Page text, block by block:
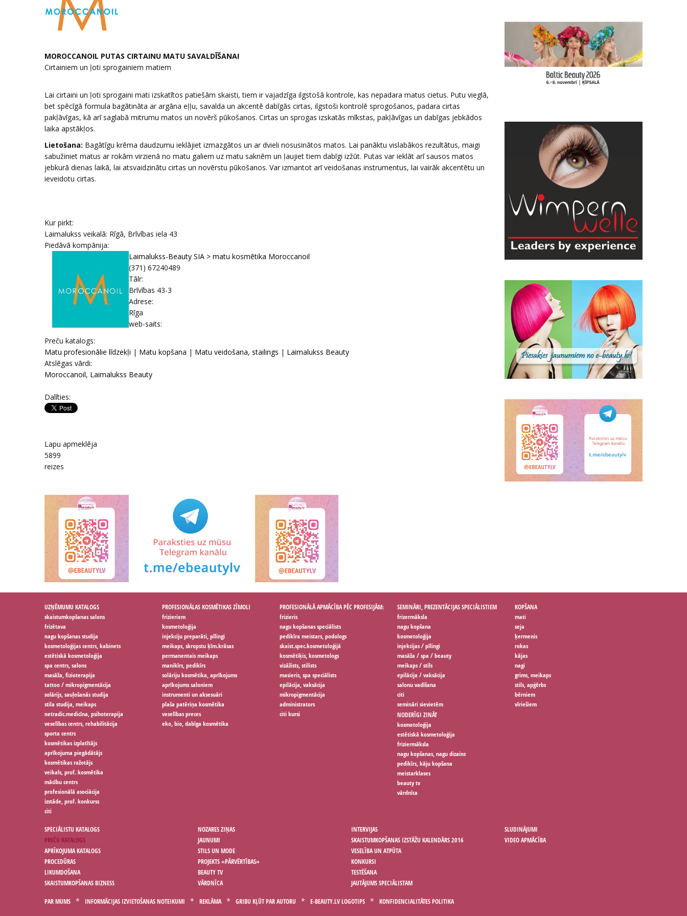
MOROCCANOIL PUTAS CIRTAINU MATU SAVALDĪŠANAI
Cirtainiem un ļoti sprogainiem matiem
Lai cirtaini un ļoti sprogaini mati izskatītos patiešām skaisti, tiem ir vajadzīga ilgstošā kontrole, kas nepadara matus cietus. Putu vieglā,
bet spēcīgā formula bagātināta ar argāna eļļu, savalda un akcentē dabīgās cirtas, ilgstoši kontrolē sprogošanos, padara cirtas
pakļāvīgas, kā arī saglabā mitrumu matos un novērš pūkošanos. Cirtas un sprogas izskatās mīkstas, pakļāvīgas un dabīgas jebkādos
laika apstākļos.
Lietošana: Bagātīgu krēma daudzumu ieklājiet izmazgātos un ar dvieli nosusinātos matos. Lai panāktu vislabākos rezultātus, maigi
sabužiniet matus ar rokām virzienā no matu galiem uz matu saknēm un ļaujiet tiem dabīgi izžūt. Putas var ieklāt arī sausos matos
jebkurā dienas laikā, lai atsvaidzinātu cirtas un novērstu pūkošanos. Var izmantot arī veidošanas instrumentus, lai vairāk akcentētu un
ieveidotu cirtas.
Kur pirkt:
Laimalukss veikalā: Rīgā, Brīvības iela 43
Piedāvā kompānija:
Laimalukss-Beauty SIA > matu kosmētika Moroccanoil
(371) 67240489
Tālr:
Brīvības 43-3
Adrese:
Rīga
web-saits:
Prеču katalogs:
Matu profesionālie līdzekļi | Matu kopšana | Matu veidošana, stailings | Laimalukss Beauty
Atslēgas vārdi:
Moroccanoil, Laimalukss Beauty
Dalīties:
Lapu apmeklēja
5899
reizes
UZŅĒMUMU KATALOGS
skaistumkopšanas salons
frizētava
nagu kopšanas studija
kosmetoloģijas centrs, kabinets
estētiskā kosmetoloģija
spa centrs, salons
masāža, fizioterapija
tattoo / mikropigmentācija
solārijs, sauļošanās studija
stila studija, meikaps
netradic.medicīna, psihoterapija
veselības centrs, rehabilitācija
sporta centrs
kosmētikas izplatītājs
aprīkojuma piegādātājs
kosmētikas ražotājs
veikals, prof. kosmētika
mācību centrs
profesionālā asociācija
izstāde, prof. konkurss
citi
PROFESIONĀLAS KOSMĒTIKAS ZĪMOLI
frizieriem
kosmetoloģija
injekciju preparāti, pīlingi
meikaps, skropstu ķīm.krāsas
permanentais meikaps
manikīrs, pedikīrs
solāriju kosmētika, aprīkojums
aprīkojums saloniem
instrumenti un aksesuāri
plaša patēriņa kosmētika
veselības preces
eko, bio, dabīga kosmētika
PROFESIONĀLĀ APMĀCĪBA PĒC PROFESIJĀM:
frizieris
nagu kopšanas speciālists
pedikīra meistars, podologs
skaist.spec.kosmetoloģijā
kosmētiķis, kosmetologs
vizāžists, stilists
masieris, spa speciālists
epilācija, vaksācija
mikropigmentācija
administrators
citi kursi
SEMINĀRI, PREZENTĀCIJAS SPECIĀLISTIEM
frizermāksla
nagu kopšana
kosmetoloģija
injekcijas / pīlingi
masāža / spa / beauty
meikaps / stils
epilācija / vaksācija
salonu vadīšana
citi
semināri sievietēm
KOPŠANA
mati
seja
ķermenis
rokas
kājas
nagi
grims, meikaps
stils, apģērbs
bērniem
vīriešiem
NODERĪGI ZINĀT
kosmetoloģija
estētiskā kosmetoloģija
friziermāksla
nagu kopšanas, nagu dizains
pedikīrs, kāju kopšana
meistarklases
beauty tv
vārdnīca
SPECIĀLISTU KATALOGS
PREČU KATALOGS
APRĪKOJUMA KATALOGS
PROCEDŪRAS
LIKUMDOŠANA
SKAISTUMKOPŠANAS BIZNESS
NOZARES ZIŅAS
JAUNUMI
STILS UN MODE
PROJEKTS «PĀRVĒRTĪBAS»
BEAUTY TV
VĀRDNĪCA
INTERVIJAS
SKAISTUMKOPŠANAS IZSTĀŽU KALENDĀRS 2016
VESELĪBA UN ATPŪTA
KONKURSI
TESTĒŠANA
JAUTĀJUMS SPECIĀLISTAM
SLUDINĀJUMI
VIDEO APMĀCĪBA
PAR MUMS INFORMĀCIJAS IZVIETOŠANAS NOTEIKUMI REKLĀMA GRIBU KĻŪT PAR AUTORU E-BEAUTY.LV LOGOTIPS KONFIDENCIALITĀTES POLITIKA